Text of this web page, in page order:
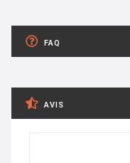
FAQ
AVIS